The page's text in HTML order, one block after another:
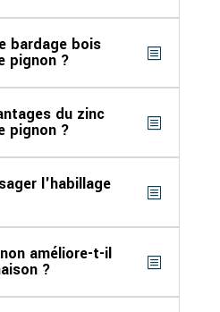
bardage bois
pignon ?
du zinc
pignon ?
l'habillage
améliore-t-il
?